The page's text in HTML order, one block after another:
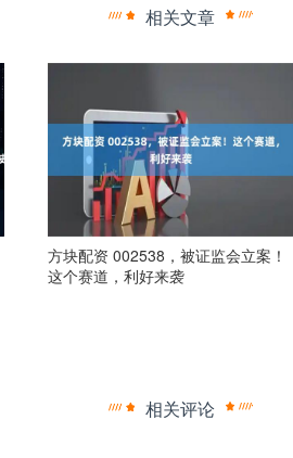
相关文章
方块配资 002538，被证监会立案！
这个赛道，利好来袭
相关评论